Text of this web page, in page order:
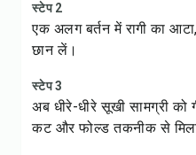
स्टेप 2
एक अलग बर्तन में रागी का
छान लें।
स्टेप 3
अब धीरे-धीरे सूखी सामग्री को
कट और फोल्ड तकनीक से